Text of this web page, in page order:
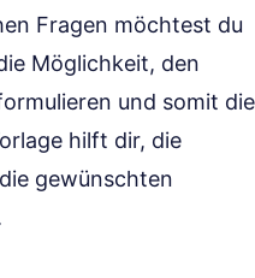
Fragen möchtest du
Möglichkeit, den
und somit die
hilft dir, die
gewünschten